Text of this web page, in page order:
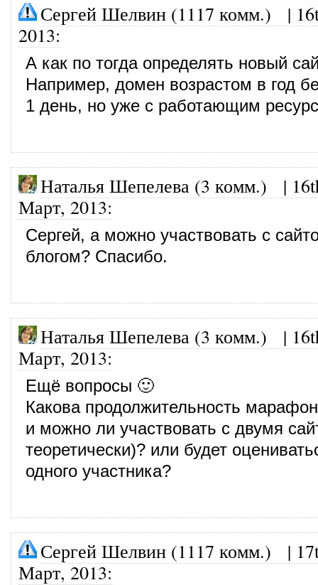
Сергей Шелвин (1117 комм.) |
2013:
А как по тогда определять новый
Например, домен возрастом в год
1 день, но уже с работающим
Наталья Шепелева (3 комм.) |
Март, 2013:
Сергей, а можно участвовать с
блогом? Спасибо.
Наталья Шепелева (3 комм.) |
Март, 2013:
Ещё вопросы 🙂
Какова продолжительность
и можно ли участвовать с двумя
теоретически)? или будет
одного участника?
Сергей Шелвин (1117 комм.) |
Март, 2013: